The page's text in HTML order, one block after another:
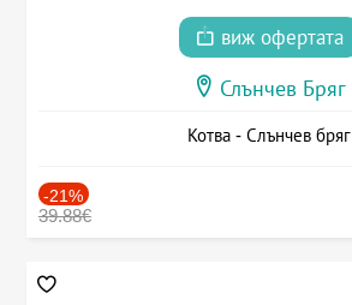
виж офертата
Слънчев Бряг
Котва - Слънчев бряг
-21%
39.88€